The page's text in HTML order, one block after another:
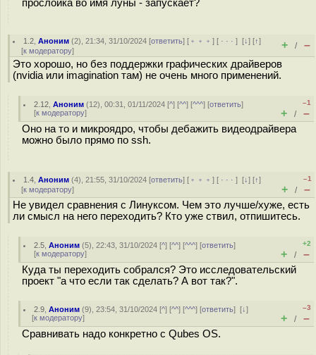
прослойка во имя луны - запускает?
1.2 ,Аноним (2), 21:34, 31/10/2024 [ответить] [ ﹢﹢﹢] [ · · ·][↓] [↑]
[к модератору] + / –
Это хорошо, но без поддержки графических драйверов
(nvidia или imagination там) не очень много применений.
2.12 ,Аноним (12), 00:31, 01/11/2024 [^] [^^] [^^^] [ответить]
[к модератору]
–1
+ / –
Оно на то и микроядро, чтобы дебажить видеодрайвера
можно было прямо по ssh.
1.4 ,Аноним (4), 21:55, 31/10/2024 [ответить] [ ﹢﹢﹢] [ · · ·][↓] [↑]
[к модератору]
–1
+ / –
Не увидел сравнения с Линуксом. Чем это лучше/хуже, есть
ли смысл на него переходить? Кто уже ствил, отпишитесь.
2.5 ,Аноним (5), 22:43, 31/10/2024 [^] [^^] [^^^] [ответить]
[к модератору]
+2
+ / –
Куда ты переходить собрался? Это исследовательский
проект "а что если так сделать? А вот так?".
2.9 ,Аноним (9), 23:54, 31/10/2024 [^] [^^] [^^^] [ответить][↓]
[к модератору]
–3
+ / –
Сравнивать надо конкретно с Qubes OS.